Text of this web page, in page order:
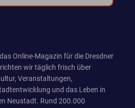
Online-Magazin für die Dresdner
wir täglich frisch über
Veranstaltungen,
und das Leben in
Neustadt. Rund 200.000